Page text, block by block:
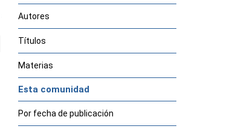
Autores
Títulos
Materias
Esta comunidad
Por fecha de publicación